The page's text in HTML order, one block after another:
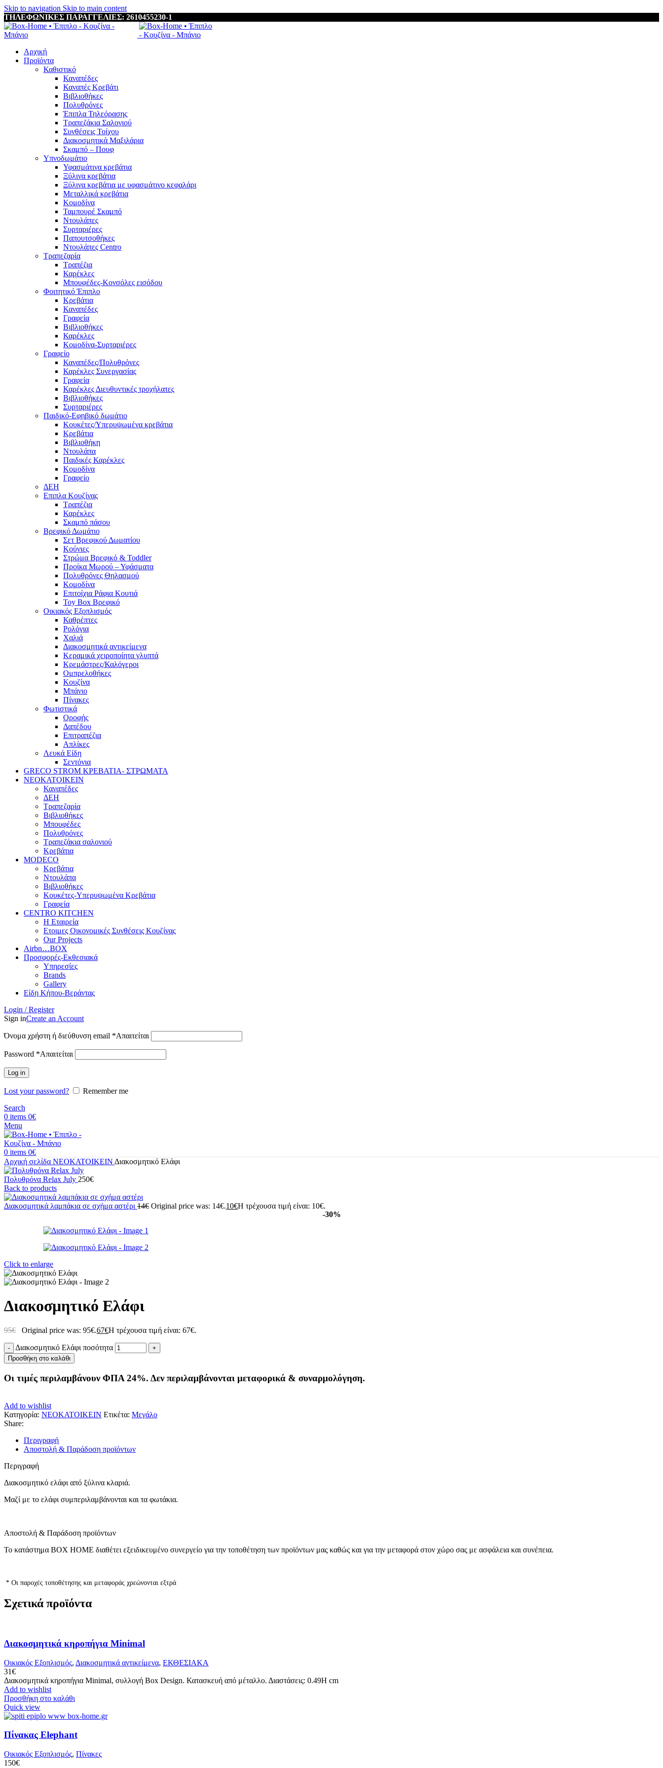
Skip to navigation Skip to main content
ΤΗΛΕΦΩΝΙΚΕΣ ΠΑΡΑΓΓΕΛΙΕΣ: 2610455230-1
Αρχική
Προϊόντα
Καθιστικό
Καναπέδες
Καναπές Κρεβάτι
Βιβλιοθήκες
Πολυθρόνες
Έπιπλα Τηλεόρασης
Τραπεζάκια Σαλονιού
Συνθέσεις Τοίχου
Διακοσμητικά Μαξιλάρια
Σκαμπό – Πουφ
Υπνοδωμάτιο
Υφασμάτινα κρεβάτια
Ξύλινα κρεβάτια
Ξύλινα κρεβάτια με υφασμάτινο κεφαλάρι
Mεταλλικά κρεβάτια
Κομοδίνα
Ταμπουρέ Σκαμπό
Ντουλάπες
Συρταριέρες
Παπουτσοθήκες
Ντουλάπες Centro
Τραπεζαρία
Τραπέζια
Καρέκλες
Μπουφέδες-Κονσόλες εισόδου
Φοιτητικό Έπιπλο
Κρεβάτια
Καναπέδες
Γραφεία
Βιβλιοθήκες
Καρέκλες
Κομοδίνα-Συρταριέρες
Γραφείο
Καναπέδες/Πολυθρὀνες
Καρέκλες Συνεργασίας
Γραφεία
Καρέκλες Διευθυντικές τροχήλατες
Βιβλιοθήκες
Συρταριέρες
Παιδικό-Εφηβικό δωμάτιο
Κουκέτες/Υπερυψωμένα κρεβάτια
Κρεβάτια
Βιβλιοθήκη
Ντουλάπα
Παιδικές Καρέκλες
Κομοδίνα
Γραφείο
ΔΕΗ
Επιπλα Κουζίνας
Τραπέζια
Καρέκλες
Σκαμπό πάσου
Βρεφικό Δωμάτιο
Σετ Βρεφικού Δωματίου
Κούνιες
Στρώμα Βρεφικό & Toddler
Προίκα Μωρού – Υφάσματα
Πολυθρόνες Θηλασμού
Κομοδίνα
Επιτοίχια Ράφια Κουτιά
Toy Box Βρεφικό
Οικιακός Εξοπλισμός
Καθρέπτες
Ρολόγια
Χαλιά
Διακοσμητικά αντικείμενα
Κεραμικά χειροποίητα γλυπτά
Κρεμάστρες/Καλόγεροι
Ομπρελοθήκες
Κουζίνα
Μπάνιο
Πίνακες
Φωτιστικά
Οροφής
Δαπέδου
Επιτραπέζια
Απλίκες
Λευκά Είδη
Σεντόνια
GRECO STROM ΚΡΕΒΑΤΙΑ- ΣΤΡΩΜΑΤΑ
ΝΕΟΚΑΤΟΙΚΕΙΝ
Καναπέδες
ΔΕΗ
Τραπεζαρία
Βιβλιοθήκες
Μπουφέδες
Πολυθρόνες
Τραπεζάκια σαλονιού
Κρεβάτια
MODECO
Κρεβάτια
Ντουλάπα
Βιβλιοθήκες
Κουκέτες-Υπερυψωμένα Κρεβάτια
Γραφεία
CENTRO KITCHEN
Η Εταιρεία
Ετοιμες Οικονομικές Συνθέσεις Κουζίνας
Our Projects
Airbn…BOX
Προσφορές-Εκθεσιακά
Υπηρεσίες
Brands
Gallery
Είδη Κήπου-Βεράντας
Login / Register
Sign inCreate an Account
Όνομα χρήστη ή διεύθυνση email *Απαιτείται
Password *Απαιτείται
Log in
Lost your password?
Remember me
Search
0 items 0€
Menu
0 items 0€
Αρχική σελίδα ΝΕΟΚΑΤΟΙΚΕΙΝ Διακοσμητικό Ελάφι
Πολυθρόνα Relax July 250€
Back to products
Διακοσμητικά λαμπάκια σε σχήμα αστέρι 14€ Original price was: 14€.10€Η τρέχουσα τιμή είναι: 10€.
-30%
Click to enlarge
Διακοσμητικό Ελάφι
95€ Original price was: 95€.67€Η τρέχουσα τιμή είναι: 67€.
Διακοσμητικό Ελάφι ποσότητα
Προσθήκη στο καλάθι
Οι τιμές περιλαμβάνουν ΦΠΑ 24%. Δεν περιλαμβάνονται μεταφορικά & συναρμολόγηση.
Add to wishlist
Κατηγορία: ΝΕΟΚΑΤΟΙΚΕΙΝ Ετικέτα: Μεγάλο
Share:
Περιγραφή
Αποστολή & Παράδοση προϊόντων
Περιγραφή
Διακοσμητικό ελάφι από ξύλινα κλαριά.
Μαζί με το ελάφι συμπεριλαμβάνονται και τα φωτάκια.
Αποστολή & Παράδοση προϊόντων
Το κατάστημα BOX HOME διαθέτει εξειδικευμένο συνεργείο για την τοποθέτηση των προϊόντων μας καθώς και για την μεταφορά στον χώρο σας με ασφάλεια και συνέπεια.
* Οι παροχές τοποθέτησης και μεταφοράς χρεώνονται εξτρά
Σχετικά προϊόντα
Διακοσμητικά κηροπήγια Minimal
Οικιακός Εξοπλισμός, Διακοσμητικά αντικείμενα, ΕΚΘΕΣΙΑΚΑ
31€
Διακοσμητικά κηροπήγια Minimal, συλλογή Box Design. Κατασκευή από μέταλλο. Διαστάσεις: 0.49H cm
Add to wishlist
Προσθήκη στο καλάθι
Quick view
Πίνακας Elephant
Οικιακός Εξοπλισμός, Πίνακες
150€